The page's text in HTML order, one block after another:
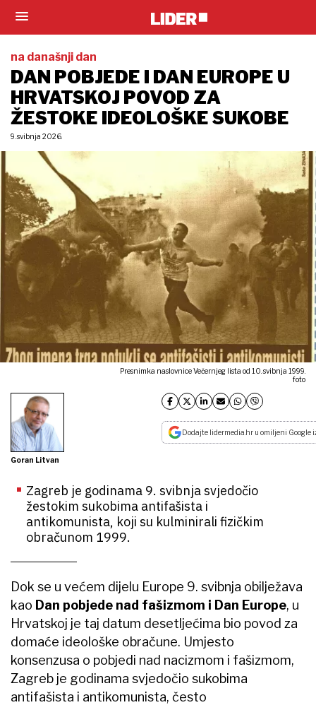
na današnji dan
DAN POBJEDE I DAN EUROPE U
HRVATSKOJ POVOD ZA
ŽESTOKE IDEOLOŠKE SUKOBE
9. svibnja 2026.
Presnimka naslovnice Večernjeg lista od 10. svibnja 1999.
foto
Goran Litvan
Dodajte lidermedia.hr u omiljeni Google
Zagreb je godinama 9. svibnja svjedočio
žestokim sukobima antifašista i
antikomunista, koji su kulminirali fizičkim
obračunom 1999.
Dok se u većem dijelu Europe 9. svibnja obilježava
kao Dan pobjede nad fašizmom i Dan Europe, u
Hrvatskoj je taj datum desetljećima bio povod za
domaće ideološke obračune. Umjesto
konsenzusa o pobjedi nad nacizmom i fašizmom,
Zagreb je godinama svjedočio sukobima
antifašista i antikomunista, često